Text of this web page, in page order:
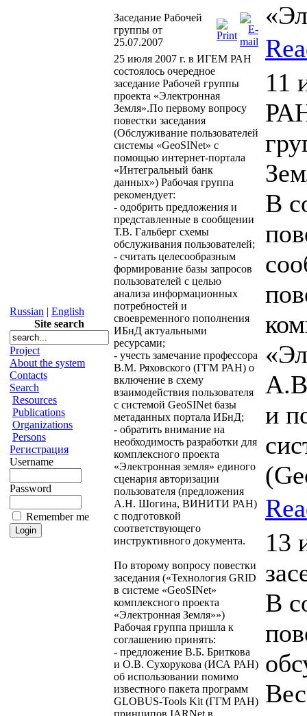
Russian | English
Site search
Project
About the system
Contacts
Search
Resources
Publications
Organizations
Persons
Регистрация
Username
Password
Remember me
Заседание Рабочей
группы от
25.07.2007
25 июля 2007 г. в ИГЕМ РАН
состоялось очередное
заседание Рабочей группы
проекта «Электронная
Земля».По первому вопросу
повестки заседания
(Обслуживание пользователей
системы «GeoSINet» с
помощью интернет-портала
«Интегральный банк
данных») Рабочая группа
рекомендует:
- одобрить предложения и
представленные в сообщении
Т.В. Гальберг схемы
обслуживания пользователей;
- считать целесообразным
формирование базы запросов
пользователей с целью
анализа информационных
потребностей и
своевременного пополнения
ИБнД актуальными
ресурсами;
- учесть замечание профессора
В.М. Ряховского (ГГМ РАН) о
включение в схему
взаимодействия пользователя
с системой GeoSINet базы
метаданных портала ИБнД;
- обратить внимание на
необходимость разработки для
комплексного проекта
«Электронная земля» единого
сценария авторизации
пользователя (предложения
А.Н. Шогина, ВИНИТИ РАН)
с подготовкой
соответствующего
инструктивного документа.
По второму вопросу повестки
заседания («Технология GRID
в системе «GeoSINet»
комплексного проекта
«Электронная Земля»»)
Рабочая группа пришла к
соглашению принять:
- предложение В.Б. Бриткова
и О.В. Сухорукова (ИСА РАН)
об использовании помимо
известного пакета программ
GLOBUS-Tools Kit (ГГМ РАН)
принципов IARNet в
11
В
и
13
В